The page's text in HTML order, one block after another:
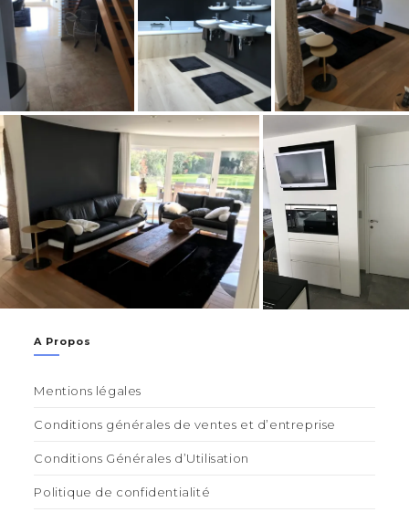
A Propos
Mentions légales
Conditions générales de ventes et d’entreprise
Conditions Générales d’Utilisation
Politique de confidentialité